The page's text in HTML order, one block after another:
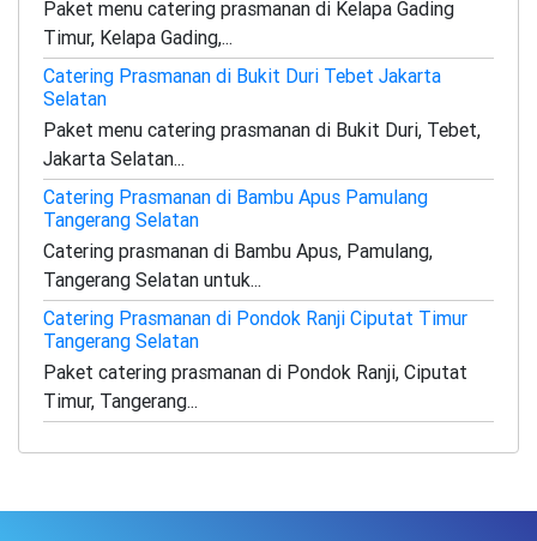
Paket menu catering prasmanan di Kelapa Gading
Timur, Kelapa Gading,...
Catering Prasmanan di Bukit Duri Tebet Jakarta
Selatan
Paket menu catering prasmanan di Bukit Duri, Tebet,
Jakarta Selatan...
Catering Prasmanan di Bambu Apus Pamulang
Tangerang Selatan
Catering prasmanan di Bambu Apus, Pamulang,
Tangerang Selatan untuk...
Catering Prasmanan di Pondok Ranji Ciputat Timur
Tangerang Selatan
Paket catering prasmanan di Pondok Ranji, Ciputat
Timur, Tangerang...